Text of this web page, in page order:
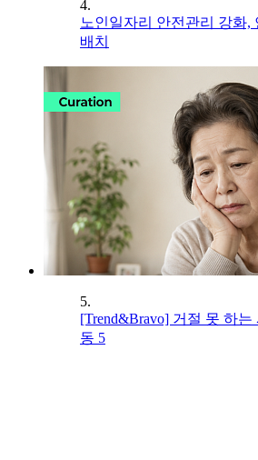
4.
노인일자리 안전관리 강화,
배치
5.
[Trend&Bravo] 거절 못 하
동 5